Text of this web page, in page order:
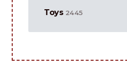
Toys 2445